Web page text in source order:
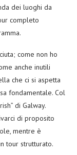
dei luoghi da
completo
come non ho
anche inutili
che ci si aspetta
fondamentale. Col
di Galway.
di proposito
mentre è
tour strutturato.